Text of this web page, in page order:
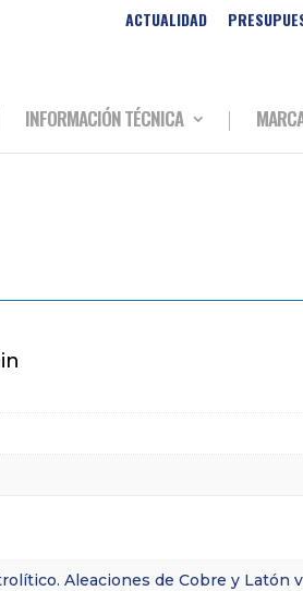
ACTUALIDAD
INFORMACIÓN TÉCNICA
Aleaciones de Cobre y Latón